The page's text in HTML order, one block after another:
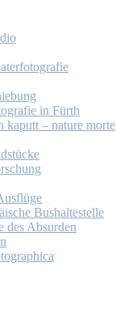
in Fürth
ka­putt – na­tu­re mor­te
Bus­hal­te­stel­le
des Ab­sur­den